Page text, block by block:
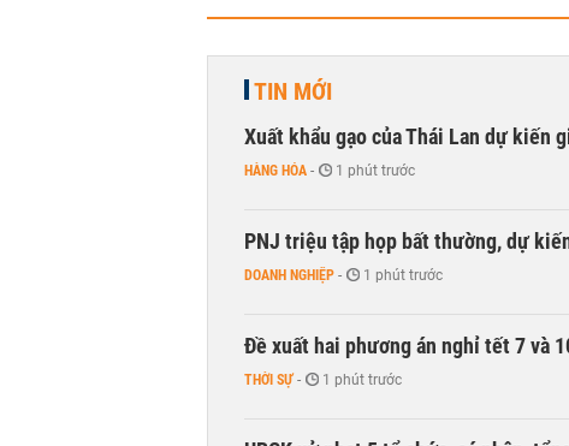
TIN MỚI
Xuất khẩu gạo của Thái Lan dự kiến
HÀNG HÓA - 1 phút trước
PNJ triệu tập họp bất thường, dự
DOANH NGHIỆP - 1 phút trước
Đề xuất hai phương án nghỉ tết 7 và
THỜI SỰ - 1 phút trước